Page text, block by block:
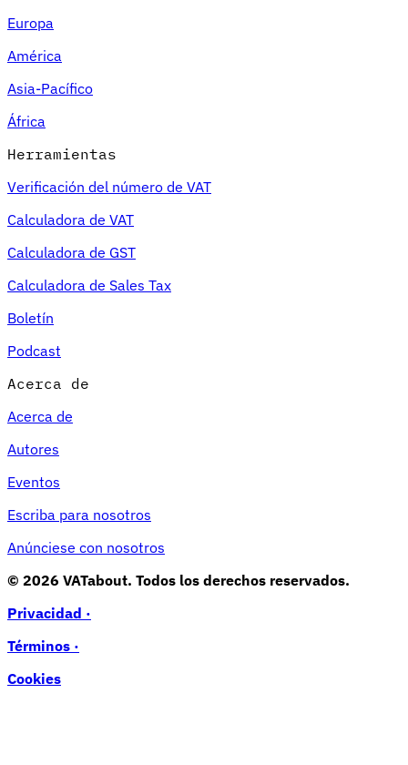
Europa
América
Asia-Pacífico
África
Herramientas
Verificación del número de VAT
Calculadora de VAT
Calculadora de GST
Calculadora de Sales Tax
Boletín
Podcast
Acerca de
Acerca de
Autores
Eventos
Escriba para nosotros
Anúnciese con nosotros
© 2026 VATabout. Todos los derechos reservados.
Privacidad ·
Términos ·
Cookies